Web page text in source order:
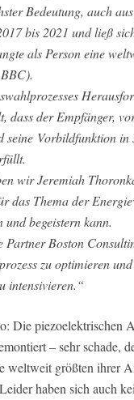
Bedeutung, auch
bis 2021 und ließ
als Person eine
dass der Empfänger,
seine Vorbildfunktion in
wir Jeremiah
das Thema der
begeistern kann.
Partner Boston
zu optimieren
intensivieren.“
Die piezoelektrischen
– sehr schade,
weltweit größten ihrer
haben sich auch